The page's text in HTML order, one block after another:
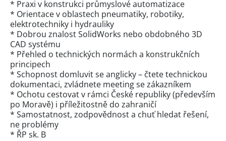
* Praxi v konstrukci průmyslové automatizace
* Orientace v oblastech pneumatiky, robotiky,
elektrotechniky i hydrauliky
* Dobrou znalost SolidWorks nebo obdobného 3D
CAD systému
* Přehled o technických normách a konstrukčních
principech
* Schopnost domluvit se anglicky – čtete technickou
dokumentaci, zvládnete meeting se zákazníkem
* Ochotu cestovat v rámci České republiky (především
po Moravě) i příležitostně do zahraničí
* Samostatnost, zodpovědnost a chuť hledat řešení,
ne problémy
* ŘP sk. B